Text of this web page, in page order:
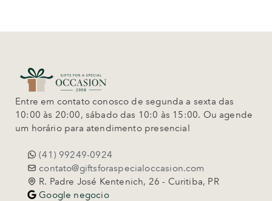
Entre em contato conosco de segunda a sexta das
10:00 às 20:00, sábado das 10:0 às 15:00. Ou agende
um horário para atendimento presencial
(41) 99249-0924
contato@giftsforaspecialoccasion.com
R. Padre José Kentenich, 26 - Curitiba, PR
Google negocio